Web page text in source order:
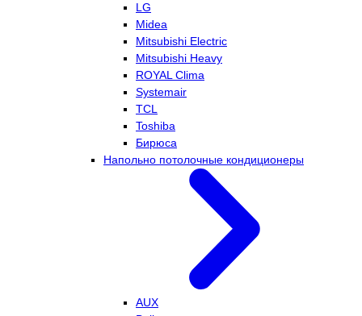
LG
Midea
Mitsubishi Electric
Mitsubishi Heavy
ROYAL Clima
Systemair
TCL
Toshiba
Бирюса
Напольно потолочные кондиционеры
AUX